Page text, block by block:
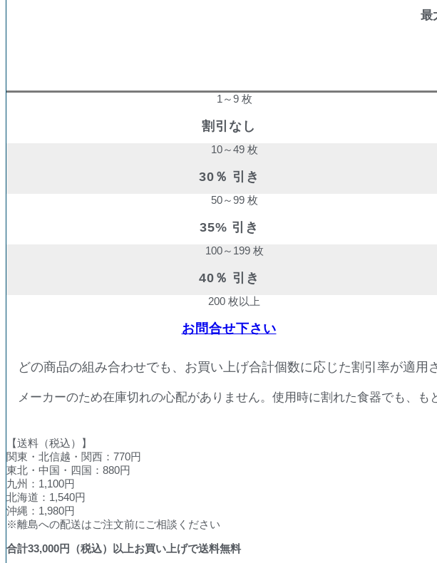
最
1～9 枚
割引なし
10～49 枚
30％ 引き
50～99 枚
35% 引き
100～199 枚
40％ 引き
200 枚以上
お問合せ下さい
どの商品の組み合わせでも、お買い上げ合計個数に応じた割引率が適用
メーカーのため在庫切れの心配がありません。使用時に割れた食器でも、も
【送料（税込）】
関東・北信越・関西：770円
東北・中国・四国：880円
九州：1,100円
北海道：1,540円
沖縄：1,980円
※離島への配送はご注文前にご相談ください
合計33,000円（税込）以上お買い上げで送料無料